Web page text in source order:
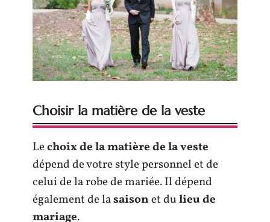
Choisir la matière de la veste
Lechoix de la matière de la veste
dépend de votre style personnel et de
celui de la robe de mariée. Il dépend
également de lasaisonet dulieu de
mariage.